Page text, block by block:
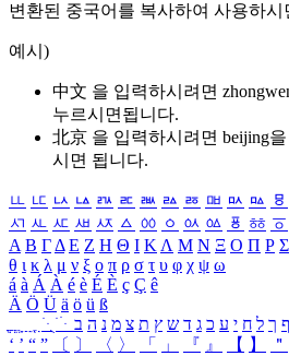
변환된 중국어를 복사하여 사용하시
예시)
中文 을 입력하시려면
누르시면됩니다.
北京 을 입력하시려면 beijing
시면 됩니다.
ㅥ ㅦ ㅧ ㅨ ㅩ ㅪ ㅫ ㅬ ㅭ ㅮ ㅯ ㅰ ㅱ
ㅺ ㅻ ㅼ ㅽ ㅾ ㅿ ㆀ ㆁ ㆂ ㆃ ㆄ ㆅ ㆆ
Α Β ΓΔ Ε Ζ Η Θ Ι ΚΛ Μ Ν Ξ Ο Π Ρ Σ
θ ι κ λ μ ν ξ ο π ρ σ τ υ φ χ ψ ω
á à Á À é è É È ç Ç ê
Ä Ö Ü ä ö ü ß
ִֶֹ ֻּ ׁׂ ף ך ל ח י ע כ ג ד ש ץ ת צ מ נ ה ב
‘ ’ “ ” 〔 〕 〈 〉 「 」 『 』 【 】 ＂